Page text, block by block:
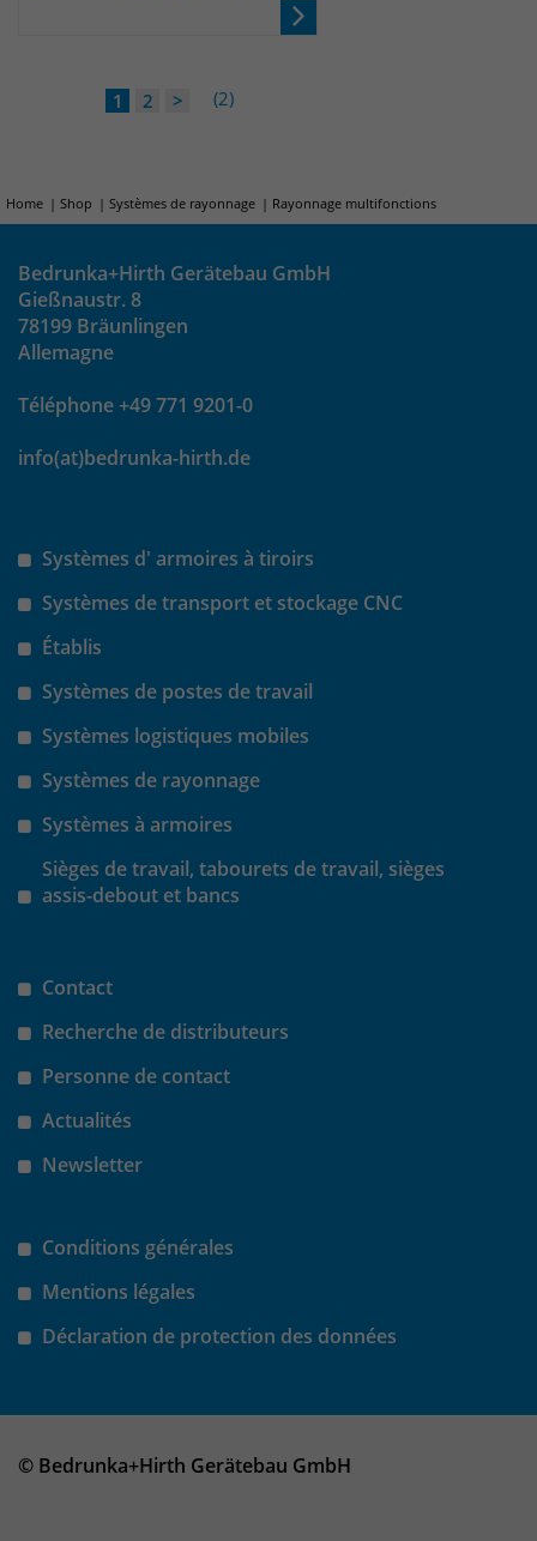
1 2 > (2)
Home Shop Systèmes de rayonnage Rayonnage multifonctions
Bedrunka+Hirth Gerätebau GmbH
Gießnaustr. 8
78199 Bräunlingen
Allemagne
Téléphone +49 771 9201-0
info(at)bedrunka-hirth.de
Systèmes d' armoires à tiroirs
Systèmes de transport et stockage CNC
Établis
Systèmes de postes de travail
Systèmes logistiques mobiles
Systèmes de rayonnage
Systèmes à armoires
Sièges de travail, tabourets de travail, sièges
assis-debout et bancs
Contact
Recherche de distributeurs
Personne de contact
Actualités
Newsletter
Conditions générales
Mentions légales
Déclaration de protection des données
© Bedrunka+Hirth Gerätebau GmbH